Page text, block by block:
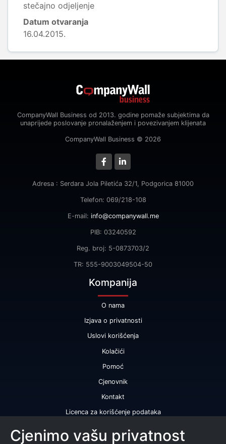
stečajno odjeljenje
Datum otvaranja
16.04.2015.
CompanyWall Business od 2013. godine pomaže subjektima da
unaprijede poslovanje pronalaženjem i povezivanjem klijenata
CompanyWall Business © 2026
Adresa : Serdara Jola Piletića 32/1, Podgorica 81000
Telefon: 069/218-108
E-mail: info@companywall.me
PIB: 03240592
Reg. broj: 5-0873703/2
TR: 555-9003049504-50
Kompanija
O nama
Izjava o privatnosti
Uslovi korišćenja
Kolačići
Pomoć
Cjenovnik
Kontakt
Licenca za korišćenje podataka
Naše usluge
Cjenimo vašu privatnost